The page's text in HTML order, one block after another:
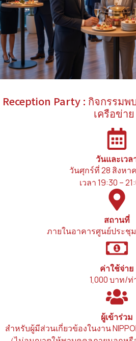
Reception Party : กิจกรรมพ
เครือข่าย
วันและเวล
วันศุกร์ที่ 28 สิงหา
เวลา 19:30 –
สถานที่
ภายในอาคารศูนย์ประชุ
ค่าใช้จ่าย
1,000 บาท/
ผู้เข้าร่วม
สำหรับผู้มีส่วนเกี่ยวข้องในงาน